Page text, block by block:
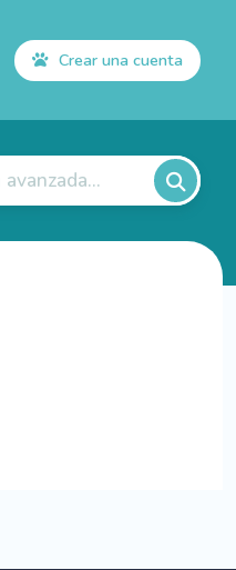
Crear una cuenta